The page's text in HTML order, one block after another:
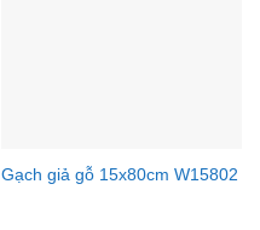
Gạch giả gỗ 15x80cm W15802